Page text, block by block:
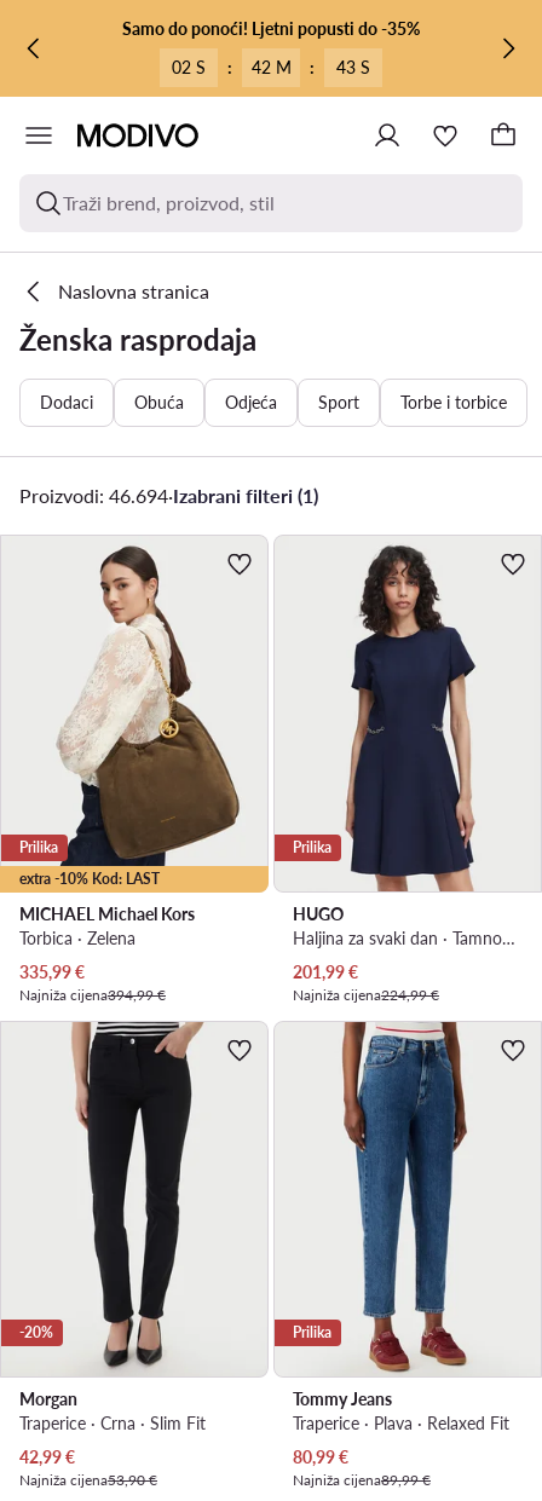
PRIJEĐI NA GLAVNI SADRŽAJ
PRIJEĐI NA PRETRAŽIVANJE
Samo do ponoći! Ljetni popusti do -35%
02 S
: 42 M : 41 S
Traži brend, proizvod, stil
Naslovna stranica
Ženska rasprodaja
Dodaci Obuća Odjeća Sport Torbe i torbice
Proizvodi: 46.694·Izabrani filteri (1)
extra -10% Kod: LAST
Prilika
MICHAEL Michael Kors
Torbica · Zelena
Trenutna cijena
335,99€
Najniža cijena394,99 €
Prilika
HUGO
Haljina za svaki dan · Tamnoplava · Mini
Trenutna cijena
201,99€
Najniža cijena224,99 €
-20%
Morgan
Traperice · Crna · Slim Fit
Trenutna cijena
42,99€
Najniža cijena53,90 €
Prilika
Tommy Jeans
Traperice · Plava · Relaxed Fit
Trenutna cijena
80,99€
Najniža cijena89,99 €